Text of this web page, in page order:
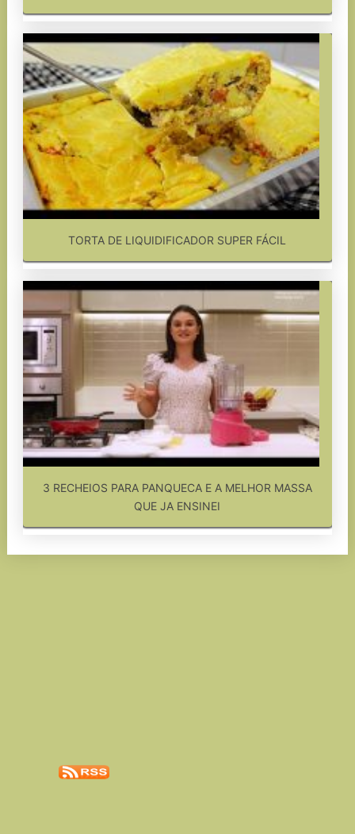
TORTA DE LIQUIDIFICADOR SUPER FÁCIL
3 RECHEIOS PARA PANQUECA E A MELHOR MASSA
QUE JA ENSINEI